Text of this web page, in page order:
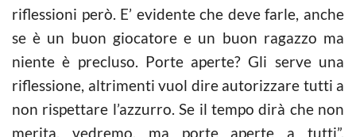
riflessioni però. E’ evidente che deve farle, anche
se è un buon giocatore e un buon ragazzo ma
niente è precluso. Porte aperte? Gli serve una
riflessione, altrimenti vuol dire autorizzare tutti a
non rispettare l’azzurro. Se il tempo dirà che non
merita, vedremo, ma porte aperte a tutti”.